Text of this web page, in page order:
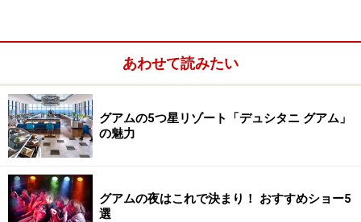
あわせて読みたい
グアムの5つ星リゾート「デュシタニ グアム」
の魅力
グアムの夜はこれで決まり！ おすすめショー5
選